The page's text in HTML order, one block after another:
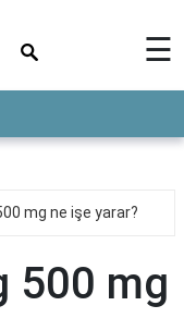
☰
mg ne işe yarar?
500 mg